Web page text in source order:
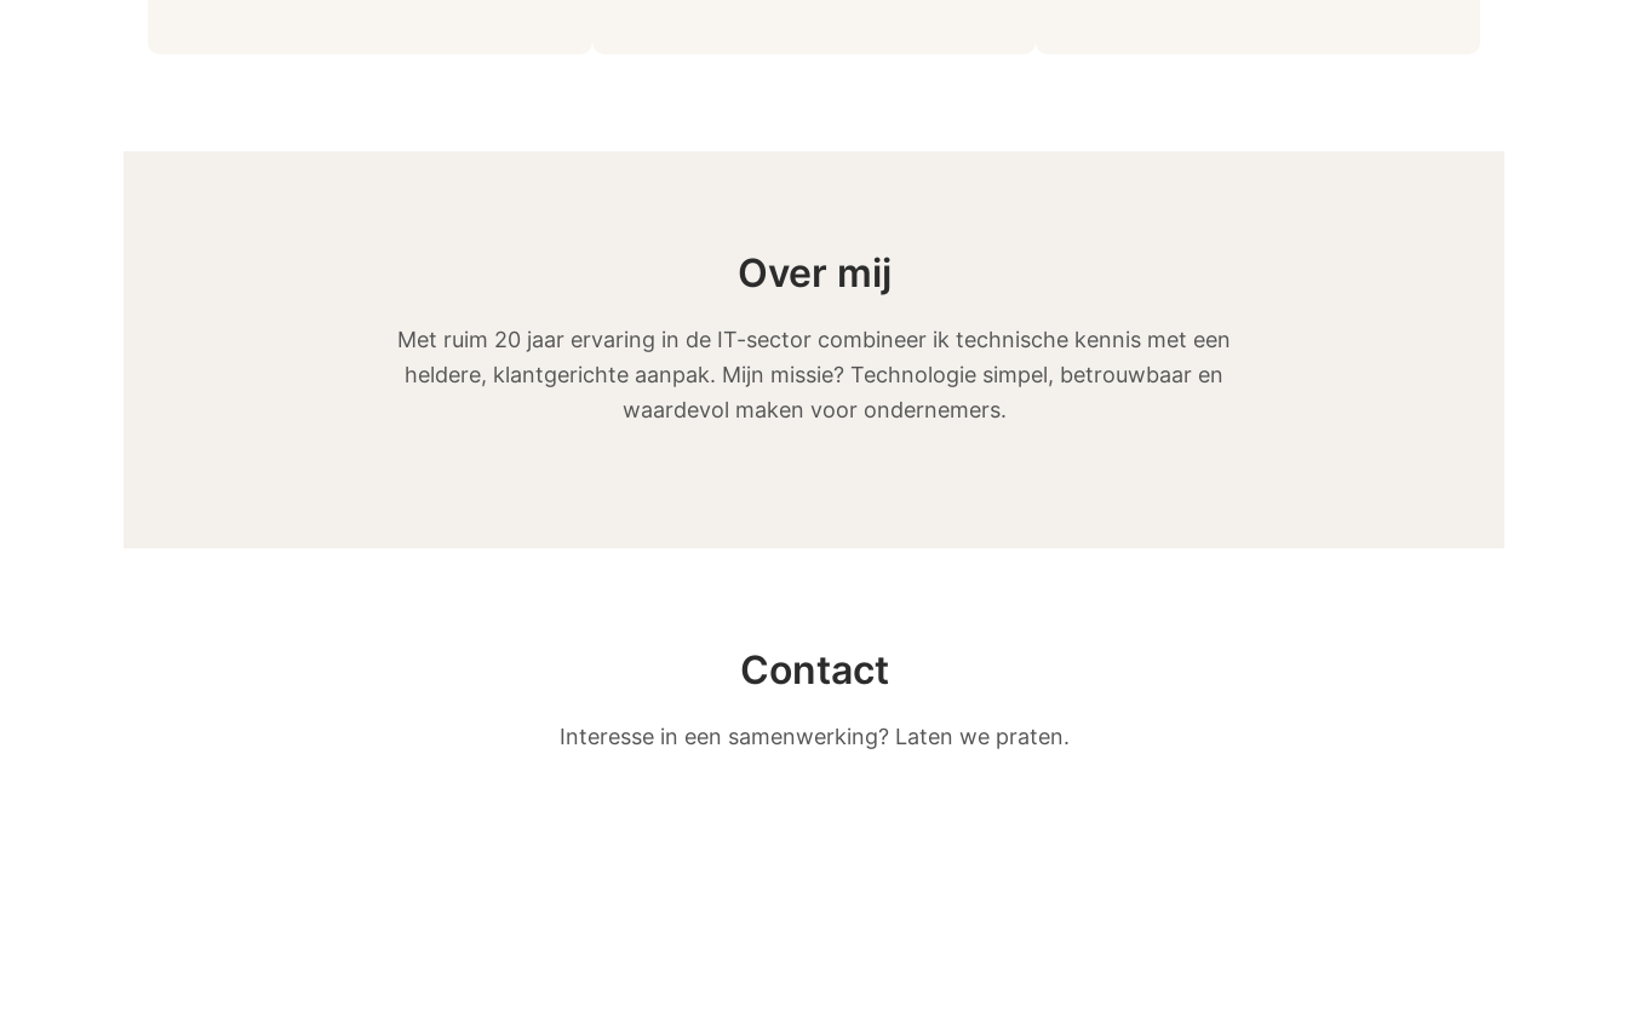
Over mij
Met ruim 20 jaar ervaring in de IT-sector combineer ik technische kennis met een
heldere, klantgerichte aanpak. Mijn missie? Technologie simpel, betrouwbaar en
waardevol maken voor ondernemers.
Contact
Interesse in een samenwerking? Laten we praten.